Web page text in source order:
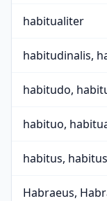
habitualiter
habitudinalis,
habitudo,
habituo,
habitus, habitus
Habraeus,